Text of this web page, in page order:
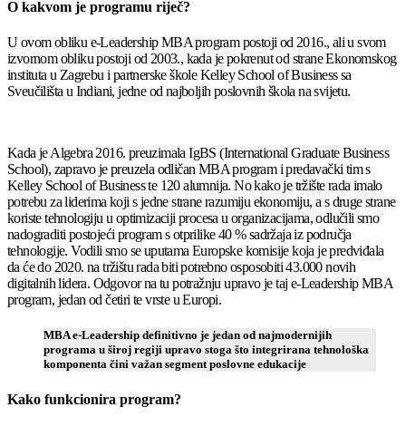
O kakvom je programu riječ?
U ovom obliku e-Leadership MBA program postoji od 2016., ali u svom
izvornom obliku postoji od 2003., kada je pokrenut od strane Ekonomskog
instituta u Zagrebu i partnerske škole Kelley School of Business sa
Sveučilišta u Indiani, jedne od najboljih poslovnih škola na svijetu.
Kada je Algebra 2016. preuzimala IgBS (International Graduate Business
School), zapravo je preuzela odličan MBA program i predavački tim s
Kelley School of Business te 120 alumnija. No kako je tržište rada imalo
potrebu za liderima koji s jedne strane razumiju ekonomiju, a s druge strane
koriste tehnologiju u optimizaciji procesa u organizacijama, odlučili smo
nadograditi postojeći program s otprilike 40 % sadržaja iz područja
tehnologije. Vodili smo se uputama Europske komisije koja je predviđala
da će do 2020. na tržištu rada biti potrebno osposobiti 43.000 novih
digitalnih lidera. Odgovor na tu potražnju upravo je taj e-Leadership MBA
program, jedan od četiri te vrste u Europi.
MBA e-Leadership definitivno je jedan od najmodernijih
programa u široj regiji upravo stoga što integrirana tehnološka
komponenta čini važan segment poslovne edukacije
Kako funkcionira program?